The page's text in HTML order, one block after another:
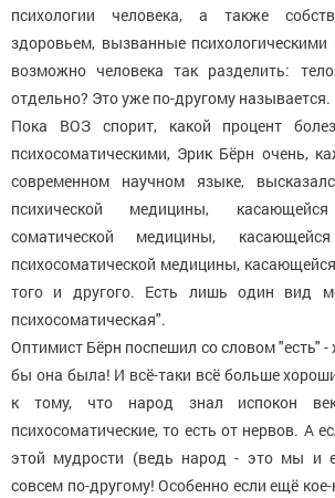
психологии человека, а также
здоровьем, вызванные
возможно человека так разделить:
отдельно? Это уже по-другому называется.
Пока ВОЗ спорит, какой процент
психосоматическими, Эрик Бёрн очень,
современном научном языке,
психической медицины,
соматической медицины,
психосоматической медицины,
того и другого. Есть лишь один вид
психосоматическая".
Оптимист Бёрн поспешил со словом "есть"
бы она была! И всё-таки всё больше
к тому, что народ знал испокон
психосоматические, то есть от нервов. А
этой мудрости (ведь народ - это мы и
совсем по-другому! Особенно если ещё